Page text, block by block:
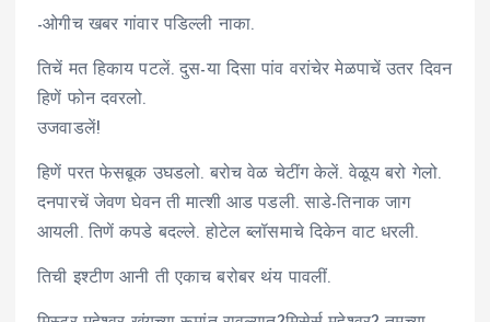
-ओगीच खबर गांवार पडिल्ली नाका.
तिचें मत हिकाय पटलें. दुस-या दिसा पांव वरांचेर मेळपाचें उतर दिवन
हिणें फोन दवरलो.
उजवाडलें!
हिणें परत फेसबूक उघडलो. बरोच वेळ चेटींग केलें. वेळूय बरो गेलो.
दनपारचें जेवण घेवन ती मात्शी आड पडली. साडे-तिनाक जाग
आयली. तिणें कपडे बदल्ले. होटेल ब्लॉसमाचे दिकेन वाट धरली.
तिची इश्टीण आनी ती एकाच बरोबर थंय पावलीं.